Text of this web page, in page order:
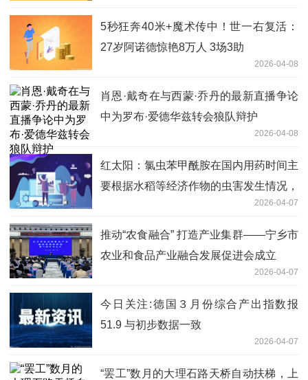
5秒狂奔40米+魔术传中！世一右复活：
27岁阿诺德惊艳8万人 3场3助
2026-04-08
肖恩·戴奇在与西蒙·乔丹的最新直播争论
中为罗布·爱德华兹转会狼队辩护
2026-04-08
红太阳：氯虫苯甲酰胺在国内用药时间主
要根据水稻等经济作物的虫害发生情况，
主要出货旺季在每年6月份之前_独家焦
点
2026-04-07
推动“农食融合” 打造产业集群——宁乡市
农业和食品产业融合发展促进会成立
2026-04-07
今日关注:德国３月份综合产出指数报
51.9 与初步数据一致
2026-04-07
“罢工”数月的大理石路天桥自动扶梯，上